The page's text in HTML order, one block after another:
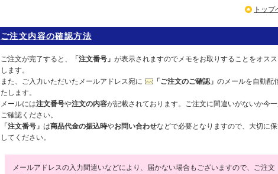
トップ
ご注文内容の確認方法
ご注文が完了すると、 「注文番号」 が表示されますのでメモをお取りすることをオスス
します。
また、ご入力いただいたメールアドレス宛に
「ご注文のご確認」 のメールを自動配
たします。
メールには注文番号や注文の内容が記載されております。ご注文に間違いがないか今
ご確認ください。
「注文番号」 は商品代金の振込時やお問い合わせなどで必要となりますので、大切に
してください。
メールアドレスの入力間違いなどにより、届かない場合もございますので、ご注文